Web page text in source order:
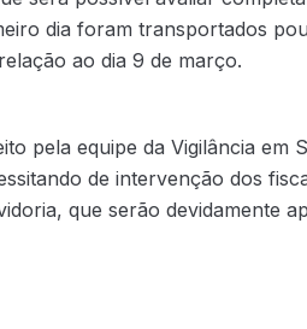
dia foram transportados
ao dia 9 de março.
pela equipe da Vigilância em
de intervenção dos
que serão devidamente